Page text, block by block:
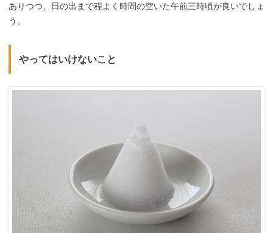
ありつつ、日の出まで程よく時間の空いた午前三時頃が良いでしょ
う。
やってはいけないこと